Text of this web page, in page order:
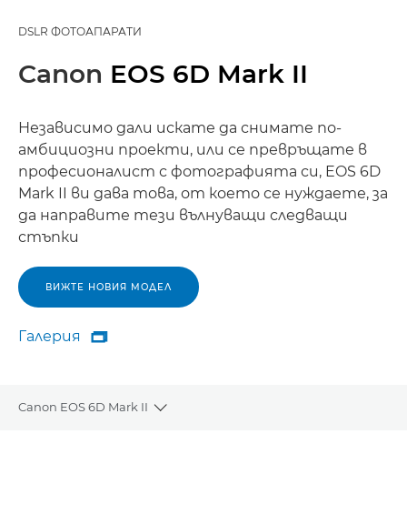
DSLR ФОТОАПАРАТИ
Canon EOS 6D Mark II
Независимо дали искате да снимате по-
амбициозни проекти, или се превръщате в
професионалист с фотографията си, EOS 6D
Mark II ви дава това, от което се нуждаете, за
да направите тези вълнуващи следващи
стъпки
ВИЖТЕ НОВИЯ МОДЕЛ
Галерия
Галерия

Canon EOS 6D Mark II
Toggle breadcrumbs